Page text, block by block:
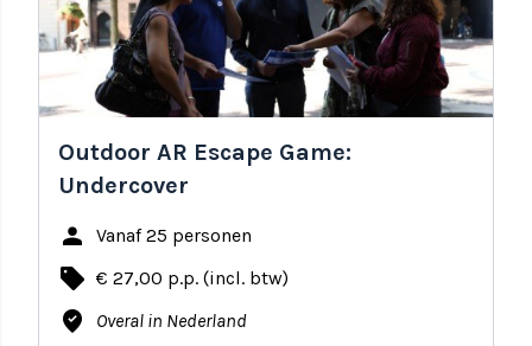
Outdoor AR Escape Game:
Undercover
person Vanaf 25 personen
local_offer € 27,00 p.p. (incl. btw)
where_to_vote Overal in Nederland